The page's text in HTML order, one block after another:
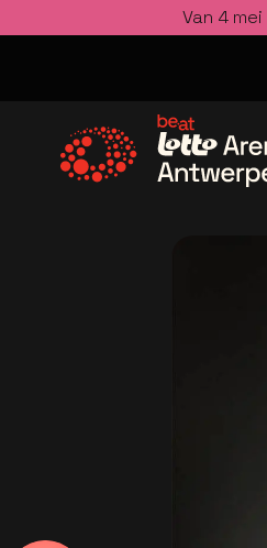
Van 4